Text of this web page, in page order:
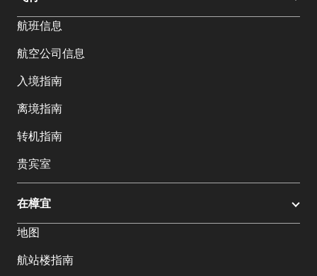
航班信息
航空公司信息
入境指南
离境指南
转机指南
贵宾室
在樟宜
地图
航站楼指南